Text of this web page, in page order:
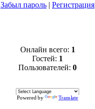
Забыл пароль | Регистрация
Онлайн всего: 1
Гостей: 1
Пользователей: 0
Powered by Translate